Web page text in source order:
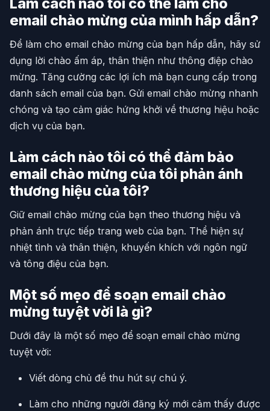
Làm cách nào tôi có thể làm cho
email chào mừng của mình hấp dẫn?
Để làm cho email chào mừng của bạn hấp dẫn, hãy sử
dụng lời chào ấm áp, thân thiện như thông điệp chào
mừng. Tăng cường các lợi ích mà bạn cung cấp trong
danh sách email của bạn. Gửi email chào mừng nhanh
chóng và tạo cảm giác hứng khởi về thương hiệu hoặc
dịch vụ của bạn.
Làm cách nào tôi có thể đảm bảo
email chào mừng của tôi phản ánh
thương hiệu của tôi?
Giữ email chào mừng của bạn theo thương hiệu và
phản ánh trực tiếp trang web của bạn. Thể hiện sự
nhiệt tình và thân thiện, khuyến khích với ngôn ngữ
và tông điệu của bạn.
Một số mẹo để soạn email chào
mừng tuyệt vời là gì?
Dưới đây là một số mẹo để soạn email chào mừng
tuyệt vời:
Viết dòng chủ đề thu hút sự chú ý.
Làm cho những người đăng ký mới cảm thấy được